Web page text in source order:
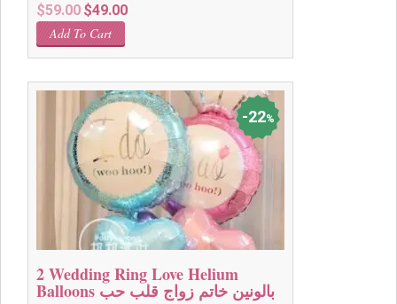
$59.00 Original
price
was:
$49.00Current
Add To Cart
22%
2 Wedding Ring Love Helium
Balloons بالونين خاتم زواج قلب حب